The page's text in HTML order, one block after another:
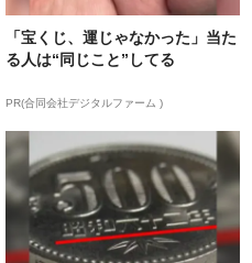
「宝くじ、運じゃなかった」当た
る人は“同じこと”してる
PR(合同会社デジタルファーム )